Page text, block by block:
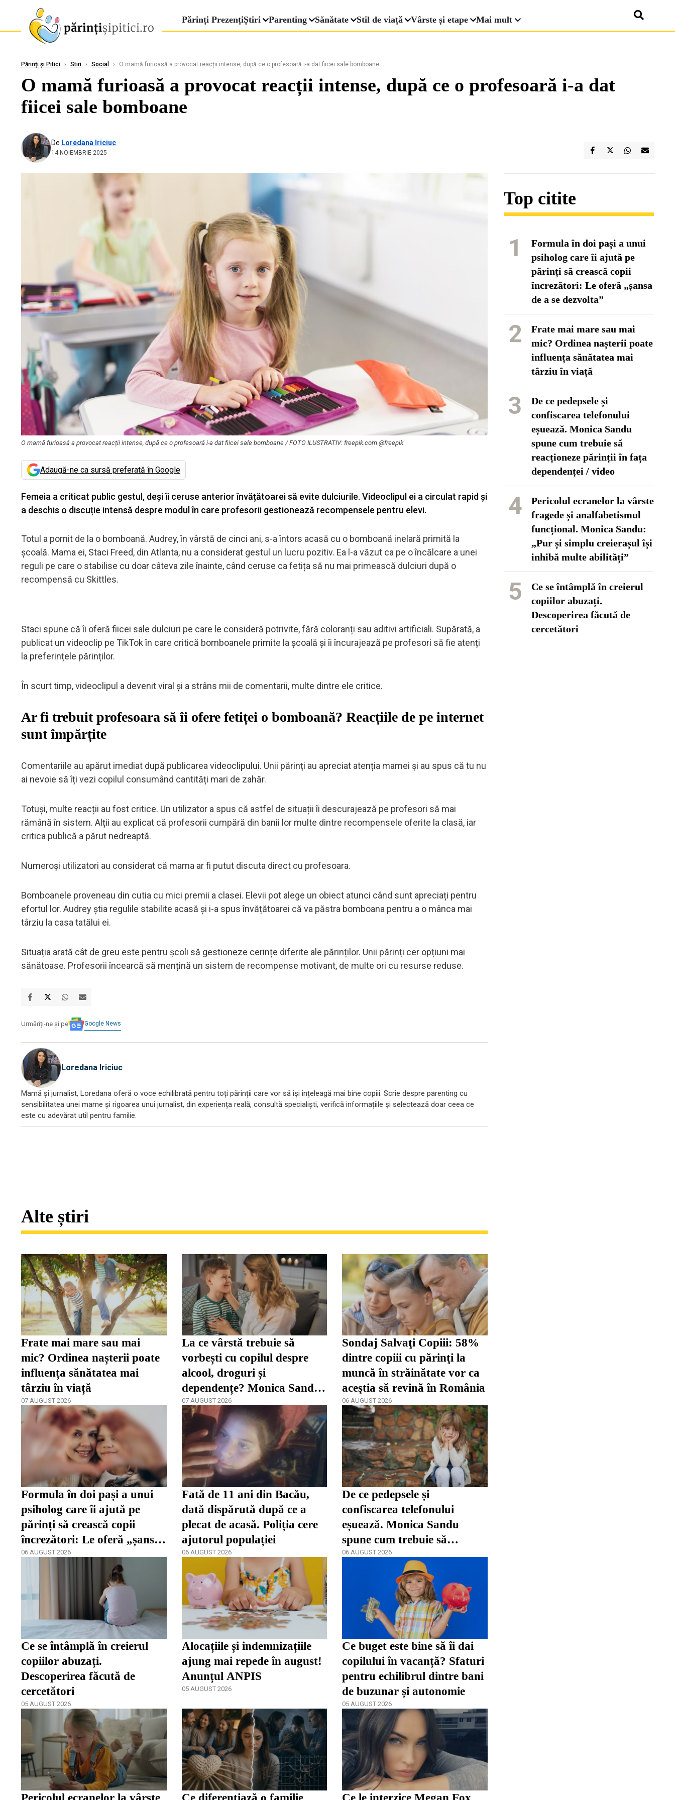
Părinți PrezențiȘtiri Parenting Sănătate Stil de viață Vârste și etape Mai mult
Părinți și Pitici › Stiri › Social › O mamă furioasă a provocat reacții intense, după ce o profesoară i-a dat fiicei sale bomboane
O mamă furioasă a provocat reacții intense, după ce o profesoară i-a dat
fiicei sale bomboane
De Loredana Iriciuc
14 NOIEMBRIE 2025
O mamă furioasă a provocat reacții intense, după ce o profesoară i-a dat fiicei sale bomboane / FOTO ILUSTRATIV: freepik.com @freepik
Adaugă-ne ca sursă preferată în Google
Femeia a criticat public gestul, deși îi ceruse anterior învățătoarei să evite dulciurile. Videoclipul ei a circulat rapid și
a deschis o discuție intensă despre modul în care profesorii gestionează recompensele pentru elevi.
Totul a pornit de la o bomboană. Audrey, în vârstă de cinci ani, s-a întors acasă cu o bomboană inelară primită la
școală. Mama ei, Staci Freed, din Atlanta, nu a considerat gestul un lucru pozitiv. Ea l-a văzut ca pe o încălcare a unei
reguli pe care o stabilise cu doar câteva zile înainte, când ceruse ca fetița să nu mai primească dulciuri după o
recompensă cu Skittles.
Staci spune că îi oferă fiicei sale dulciuri pe care le consideră potrivite, fără coloranți sau aditivi artificiali. Supărată, a
publicat un videoclip pe TikTok în care critică bomboanele primite la școală și îi încurajează pe profesori să fie atenți
la preferințele părinților.
În scurt timp, videoclipul a devenit viral și a strâns mii de comentarii, multe dintre ele critice.
Ar fi trebuit profesoara să îi ofere fetiței o bomboană? Reacțiile de pe internet
sunt împărțite
Comentariile au apărut imediat după publicarea videoclipului. Unii părinți au apreciat atenția mamei și au spus că tu nu
ai nevoie să îți vezi copilul consumând cantități mari de zahăr.
Totuși, multe reacții au fost critice. Un utilizator a spus că astfel de situații îi descurajează pe profesori să mai
rămână în sistem. Alții au explicat că profesorii cumpără din banii lor multe dintre recompensele oferite la clasă, iar
critica publică a părut nedreaptă.
Numeroși utilizatori au considerat că mama ar fi putut discuta direct cu profesoara.
Bomboanele proveneau din cutia cu mici premii a clasei. Elevii pot alege un obiect atunci când sunt apreciați pentru
efortul lor. Audrey știa regulile stabilite acasă și i-a spus învățătoarei că va păstra bomboana pentru a o mânca mai
târziu la casa tatălui ei.
Situația arată cât de greu este pentru școli să gestioneze cerințe diferite ale părinților. Unii părinți cer opțiuni mai
sănătoase. Profesorii încearcă să mențină un sistem de recompense motivant, de multe ori cu resurse reduse.
Urmăriți-ne și pe Google News
Loredana Iriciuc
Mamă și jurnalist, Loredana oferă o voce echilibrată pentru toți părinții care vor să își înțeleagă mai bine copiii. Scrie despre parenting cu
sensibilitatea unei mame și rigoarea unui jurnalist, din experiența reală, consultă specialiști, verifică informațiile și selectează doar ceea ce
este cu adevărat util pentru familie.
Alte știri
Frate mai mare sau mai
mic? Ordinea nașterii poate
influența sănătatea mai
târziu în viață
07 AUGUST 2026
La ce vârstă trebuie să
vorbești cu copilul despre
alcool, droguri și
dependențe? Monica Sandu
spune că părinții încep prea
târziu
07 AUGUST 2026
Sondaj Salvaţi Copiii: 58%
dintre copiii cu părinţi la
muncă în străinătate vor ca
aceştia să revină în România
06 AUGUST 2026
Formula în doi pași a unui
psiholog care îi ajută pe
părinți să crească copii
încrezători: Le oferă „șansa
de a se dezvolta”
06 AUGUST 2026
Fată de 11 ani din Bacău,
dată dispărută după ce a
plecat de acasă. Poliția cere
ajutorul populației
06 AUGUST 2026
De ce pedepsele și
confiscarea telefonului
eșuează. Monica Sandu
spune cum trebuie să
reacționeze părinții în fața
dependenței / video
06 AUGUST 2026
Ce se întâmplă în creierul
copiilor abuzați.
Descoperirea făcută de
cercetători
05 AUGUST 2026
Alocațiile și indemnizațiile
ajung mai repede în august!
Anunțul ANPIS
05 AUGUST 2026
Ce buget este bine să îi dai
copilului în vacanță? Sfaturi
pentru echilibrul dintre bani
de buzunar și autonomie
05 AUGUST 2026
Top citite
1
Formula în doi pași a unui
psiholog care îi ajută pe
părinți să crească copii
încrezători: Le oferă „șansa
de a se dezvolta”
2
Frate mai mare sau mai
mic? Ordinea nașterii poate
influența sănătatea mai
târziu în viață
3
De ce pedepsele și
confiscarea telefonului
eșuează. Monica Sandu
spune cum trebuie să
reacționeze părinții în fața
dependenței / video
4
Pericolul ecranelor la vârste
fragede și analfabetismul
funcțional. Monica Sandu:
„Pur și simplu creierașul își
inhibă multe abilități”
5
Ce se întâmplă în creierul
copiilor abuzați.
Descoperirea făcută de
cercetători